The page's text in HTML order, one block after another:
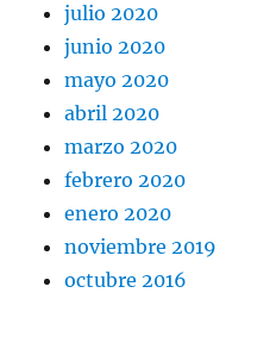
julio 2020
junio 2020
mayo 2020
abril 2020
marzo 2020
febrero 2020
enero 2020
noviembre 2019
octubre 2016